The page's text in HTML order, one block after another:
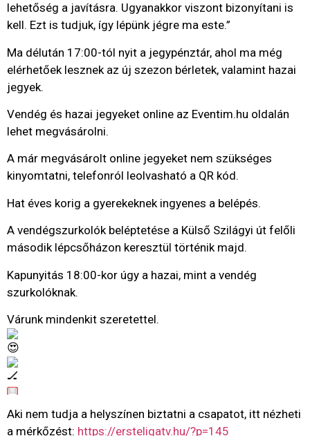
lehetőség a javításra. Ugyanakkor viszont bizonyítani is
kell. Ezt is tudjuk, így lépünk jégre ma este.”
Ma délután 17:00-tól nyit a jegypénztár, ahol ma még
elérhetőek lesznek az új szezon bérletek, valamint hazai
jegyek.
Vendég és hazai jegyeket online az Eventim.hu oldalán
lehet megvásárolni.
A már megvásárolt online jegyeket nem szükséges
kinyomtatni, telefonról leolvasható a QR kód.
Hat éves korig a gyerekeknek ingyenes a belépés.
A vendégszurkolók beléptetése a Külső Szilágyi út felőli
második lépcsőházon keresztül történik majd.
Kapunyitás 18:00-kor úgy a hazai, mint a vendég
szurkolóknak.
Várunk mindenkit szeretettel.
Aki nem tudja a helyszínen biztatni a csapatot, itt nézheti
a mérkőzést: https://ersteligatv.hu/?p=145